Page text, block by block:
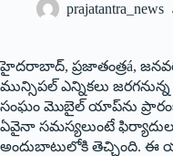
prajatantra_news
హైదరాబాద్, ప్రజాతంత్రá,
మున్సిపల్ ఎన్నికలు
సంఘం మొబైల్ యాప్‌ను
ఏవైనా సమస్యలుంటే
అందుబాటులోకి తెచ్చింది. ఈ